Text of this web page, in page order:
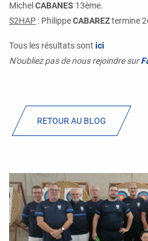
Michel CABANES 13ème.
S2HAP : PhilippeCABAREZtermine
Tous les résultats sont ici
N’oubliez pas de nous rejoindre sur
RETOUR AU BLOG